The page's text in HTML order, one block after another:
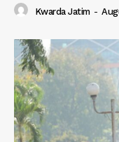
Kwarda Jatim -